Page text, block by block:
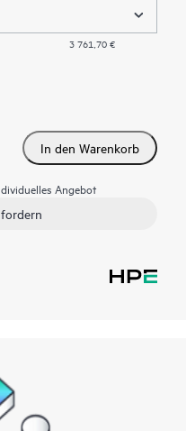
3 761,70 €
In den Warenkorb
Angebot